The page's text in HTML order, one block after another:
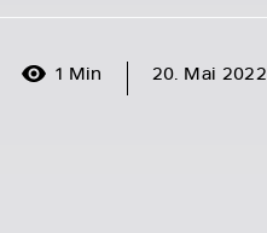
1 Min 20. Mai 2022